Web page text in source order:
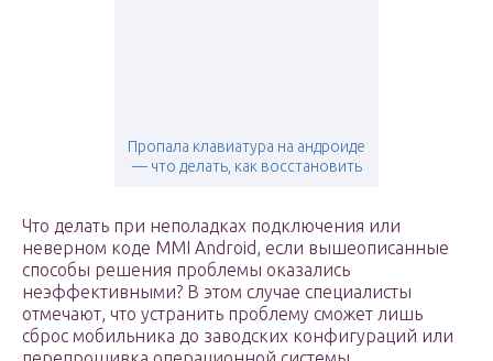
Пропала клавиатура на андроиде
— что делать, как восстановить
Что делать при неполадках подключения или
неверном коде MMI Android, если вышеописанные
способы решения проблемы оказались
неэффективными? В этом случае специалисты
отмечают, что устранить проблему сможет лишь
сброс мобильника до заводских конфигураций или